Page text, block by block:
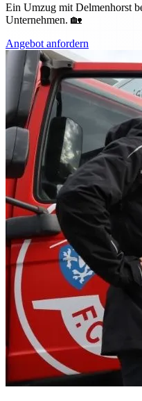
Ein Umzug mit Delmenhorst
Unternehmen. 🏡
Angebot anfordern